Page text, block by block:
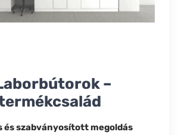
–
és szabványosított megoldás